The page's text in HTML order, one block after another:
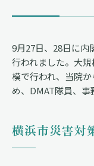
9月27日、28日に内
行われました。大
模で行われ、当院
め、DMAT隊員、事
横浜市災害対